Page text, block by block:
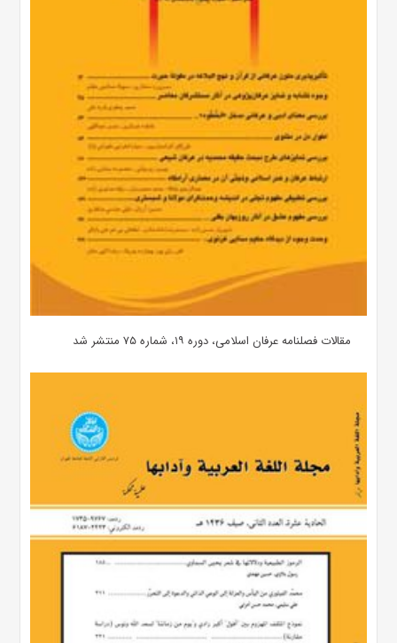
مقالات فصلنامه عرفان اسلامی، دوره ۱۹، شماره ۷۵ منتشر شد